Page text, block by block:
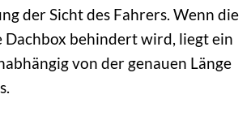
der Sicht des Fahrers. Wenn die
Dachbox behindert wird, liegt ein
von der genauen Länge